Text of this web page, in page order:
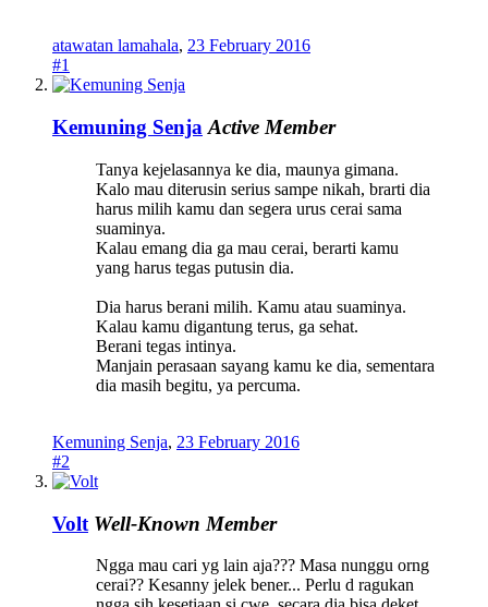
atawatan lamahala, 23 February 2016
#1
Kemuning Senja Active Member
Tanya kejelasannya ke dia, maunya gimana.
Kalo mau diterusin serius sampe nikah, brarti dia
harus milih kamu dan segera urus cerai sama
suaminya.
Kalau emang dia ga mau cerai, berarti kamu
yang harus tegas putusin dia.
Dia harus berani milih. Kamu atau suaminya.
Kalau kamu digantung terus, ga sehat.
Berani tegas intinya.
Manjain perasaan sayang kamu ke dia, sementara
dia masih begitu, ya percuma.
Kemuning Senja, 23 February 2016
#2
Volt Well-Known Member
Ngga mau cari yg lain aja??? Masa nunggu orng
cerai?? Kesanny jelek bener... Perlu d ragukan